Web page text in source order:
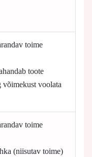
toime
toote
võimekust voolata
toime
(niisutav toime)